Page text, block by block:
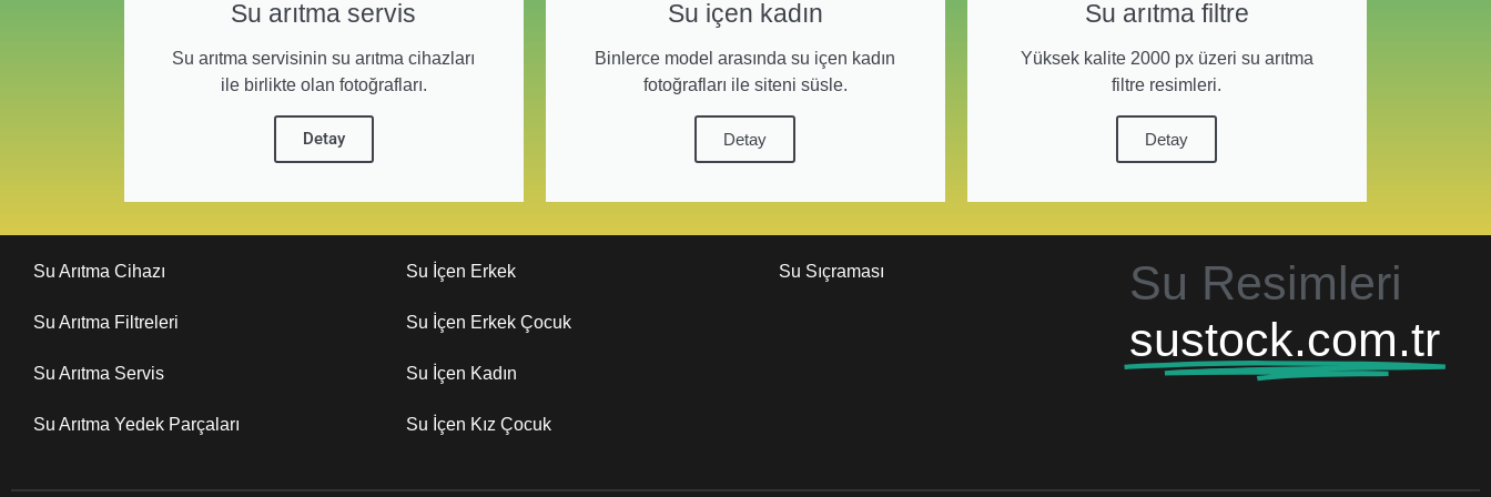
Su arıtma servis
Su arıtma servisinin su arıtma cihazları
ile birlikte olan fotoğrafları.
Detay
Su içen kadın
Binlerce model arasında su içen kadın
fotoğrafları ile siteni süsle.
Detay
Su arıtma filtre
Yüksek kalite 2000 px üzeri su arıtma
filtre resimleri.
Detay
Su Arıtma Cihazı
Su Arıtma Filtreleri
Su Arıtma Servis
Su Arıtma Yedek Parçaları
Su İçen Erkek
Su İçen Erkek Çocuk
Su İçen Kadın
Su İçen Kız Çocuk
Su Sıçraması
Su Resimleri
sustock.com.tr